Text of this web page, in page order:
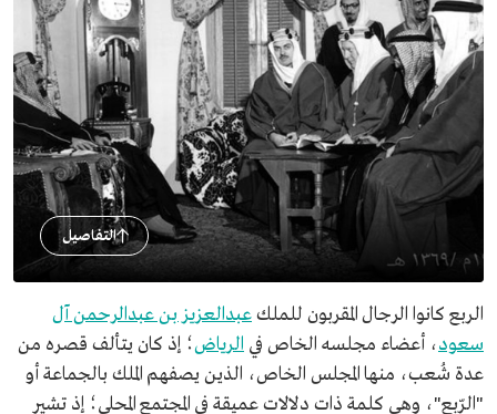
التفاصيل
الربع كانوا الرجال المقربون للملكعبدالعزيز بن عبدالرحمن آل
سعود، أعضاء مجلسه الخاص في الرياض؛ إذ كان يتألف قصره من
عدة شُعب، منها المجلس الخاص، الذين يصفهم الملك بالجماعة أو
"الرّبع"، وهي كلمة ذات دلالات عميقة في المجتمع المحلي؛ إذ تشير